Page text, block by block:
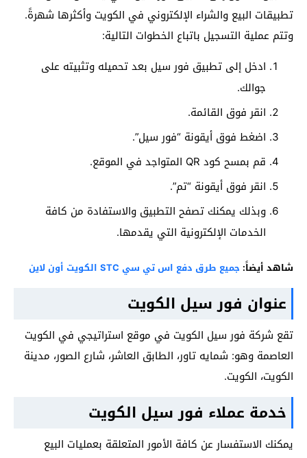
تطبيقات البيع والشراء الإلكتروني في الكويت وأكثرها شهرةً.
وتتم عملية التسجيل باتباع الخطوات التالية:
ادخل إلى تطبيق فور سيل بعد تحميله وتثبيته على
جوالك.
انقر فوق القائمة.
اضغط فوق أيقونة “فور سيل”.
قم بمسح كود QR المتواجد في الموقع.
انقر فوق أيقونة “تم”.
وبذلك يمكنك تصفح التطبيق والاستفادة من كافة
الخدمات الإلكترونية التي يقدمها.
شاهد أيضاً: جميع طرق دفع اس تي سي STC الكويت أون لاين
عنوان فور سيل الكويت
تقع شركة فور سيل الكويت في موقع استراتيجي في الكويت
العاصمة وهو: شمايه تاور، الطابق العاشر، شارع الصور، مدينة
الكويت، الكويت.
خدمة عملاء فور سيل الكويت
يمكنك الاستفسار عن كافة الأمور المتعلقة بعمليات البيع